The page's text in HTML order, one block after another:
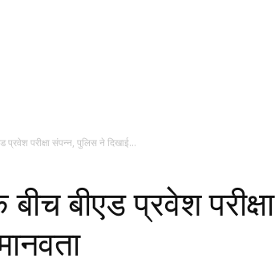
प्रवेश परीक्षा संपन्न, पुलिस ने दिखाई...
बीएड प्रवेश परीक्षा